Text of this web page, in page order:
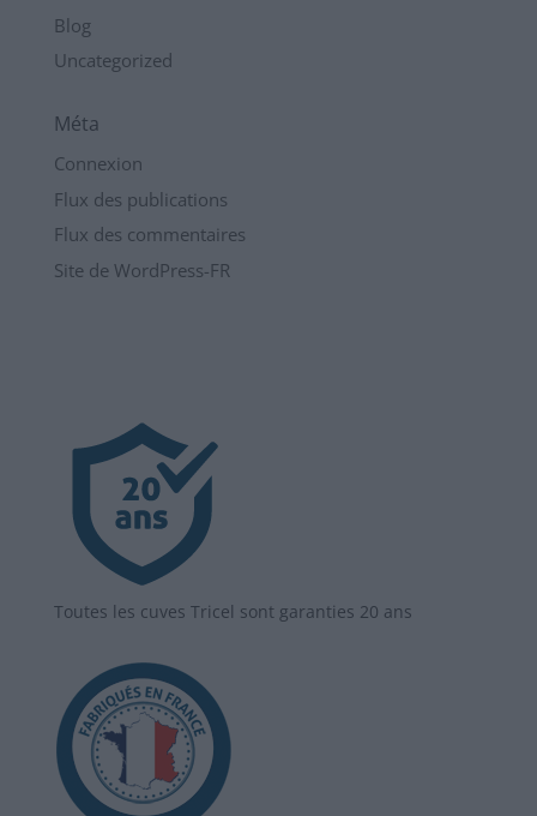
Blog
Uncategorized
Méta
Connexion
Flux des publications
Flux des commentaires
Site de WordPress-FR
Toutes les cuves Tricel sont garanties 20 ans